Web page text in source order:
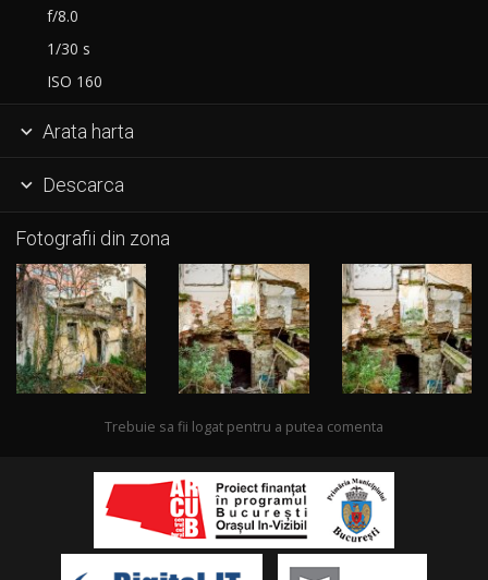
f/8.0
1/30 s
ISO 160
 Arata harta
 Descarca
Fotografii din zona
Trebuie sa fii logat pentru a putea comenta